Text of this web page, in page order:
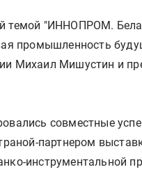
темой "ИННОПРОМ.
промышленность
Михаил Мишустин и
совместные
партнером
инструментальной